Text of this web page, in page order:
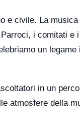
e civile. La
i comitati e
un
in un
atmosfere della